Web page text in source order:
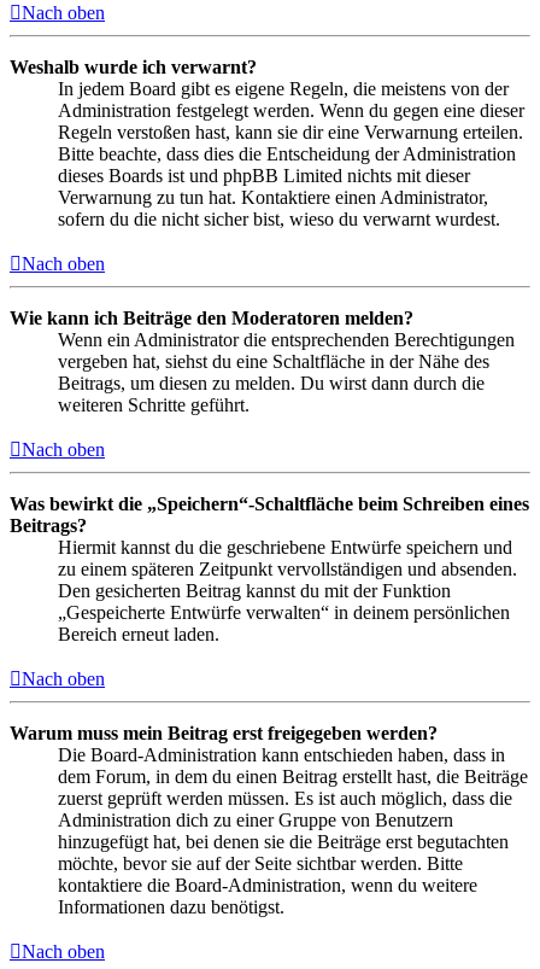
Nach oben
Weshalb wurde ich verwarnt?
In jedem Board gibt es eigene Regeln, die meistens von der
Administration festgelegt werden. Wenn du gegen eine dieser
Regeln verstoßen hast, kann sie dir eine Verwarnung erteilen.
Bitte beachte, dass dies die Entscheidung der Administration
dieses Boards ist und phpBB Limited nichts mit dieser
Verwarnung zu tun hat. Kontaktiere einen Administrator,
sofern du die nicht sicher bist, wieso du verwarnt wurdest.
Nach oben
Wie kann ich Beiträge den Moderatoren melden?
Wenn ein Administrator die entsprechenden Berechtigungen
vergeben hat, siehst du eine Schaltfläche in der Nähe des
Beitrags, um diesen zu melden. Du wirst dann durch die
weiteren Schritte geführt.
Nach oben
Was bewirkt die „Speichern“-Schaltfläche beim Schreiben eines
Beitrags?
Hiermit kannst du die geschriebene Entwürfe speichern und
zu einem späteren Zeitpunkt vervollständigen und absenden.
Den gesicherten Beitrag kannst du mit der Funktion
„Gespeicherte Entwürfe verwalten“ in deinem persönlichen
Bereich erneut laden.
Nach oben
Warum muss mein Beitrag erst freigegeben werden?
Die Board-Administration kann entschieden haben, dass in
dem Forum, in dem du einen Beitrag erstellt hast, die Beiträge
zuerst geprüft werden müssen. Es ist auch möglich, dass die
Administration dich zu einer Gruppe von Benutzern
hinzugefügt hat, bei denen sie die Beiträge erst begutachten
möchte, bevor sie auf der Seite sichtbar werden. Bitte
kontaktiere die Board-Administration, wenn du weitere
Informationen dazu benötigst.
Nach oben